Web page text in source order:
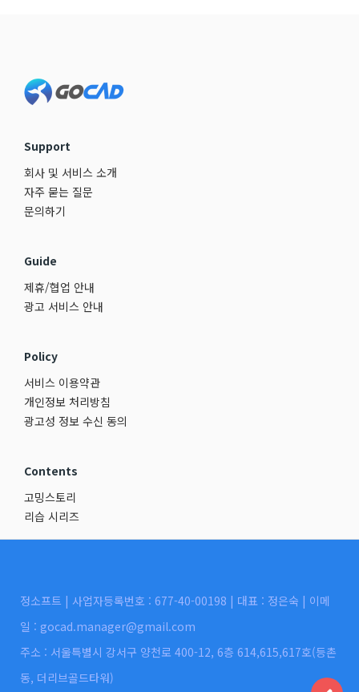
Support
회사 및 서비스 소개
자주 묻는 질문
문의하기
Guide
제휴/협업 안내
광고 서비스 안내
Policy
서비스 이용약관
개인정보 처리방침
광고성 정보 수신 동의
Contents
고밍스토리
리습 시리즈
정소프트 | 사업자등록번호 : 677-40-00198 | 대표 : 정은숙 | 이메
일 : gocad.manager@gmail.com
주소 : 서울특별시 강서구 양천로 400-12, 6층 614,615,617호(등촌
동, 더리브골드타워)